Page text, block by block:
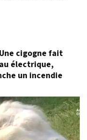
cigogne fait
électrique,
un incendie